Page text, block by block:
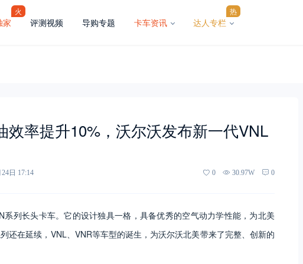
家
火
评测视频 导购专题 卡车资讯 达人专栏
热
效率提升10%，沃尔沃发布新一代VNL
日 17:14 0 30.97W 0
列长头卡车。它的设计独具一格，具备优秀的空气动力学性能，为北美
还在延续，VNL、VNR等车型的诞生，为沃尔沃北美带来了完整、创新的